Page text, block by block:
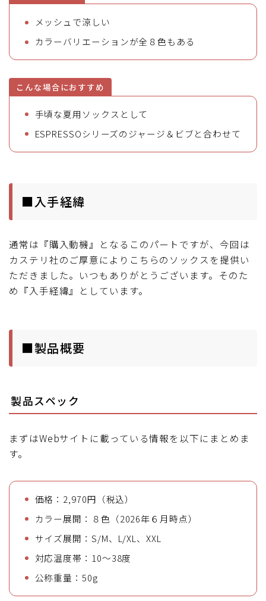
メッシュで涼しい
カラーバリエーションが全８色もある
こんな場合におすすめ
手頃な夏用ソックスとして
ESPRESSOシリーズのジャージ＆ビブと合わせて
■入手経緯
通常は『購入動機』となるこのパートですが、今回は
カステリ社のご厚意によりこちらのソックスを提供い
ただきました。いつもありがとうございます。そのた
め『入手経緯』としています。
■製品概要
製品スペック
まずはWebサイトに載っている情報を以下にまとめま
す。
価格：2,970円（税込）
カラー展開：８色（2026年６月時点）
サイズ展開：S/M、L/XL、XXL
対応温度帯：10～38度
公称重量：50g